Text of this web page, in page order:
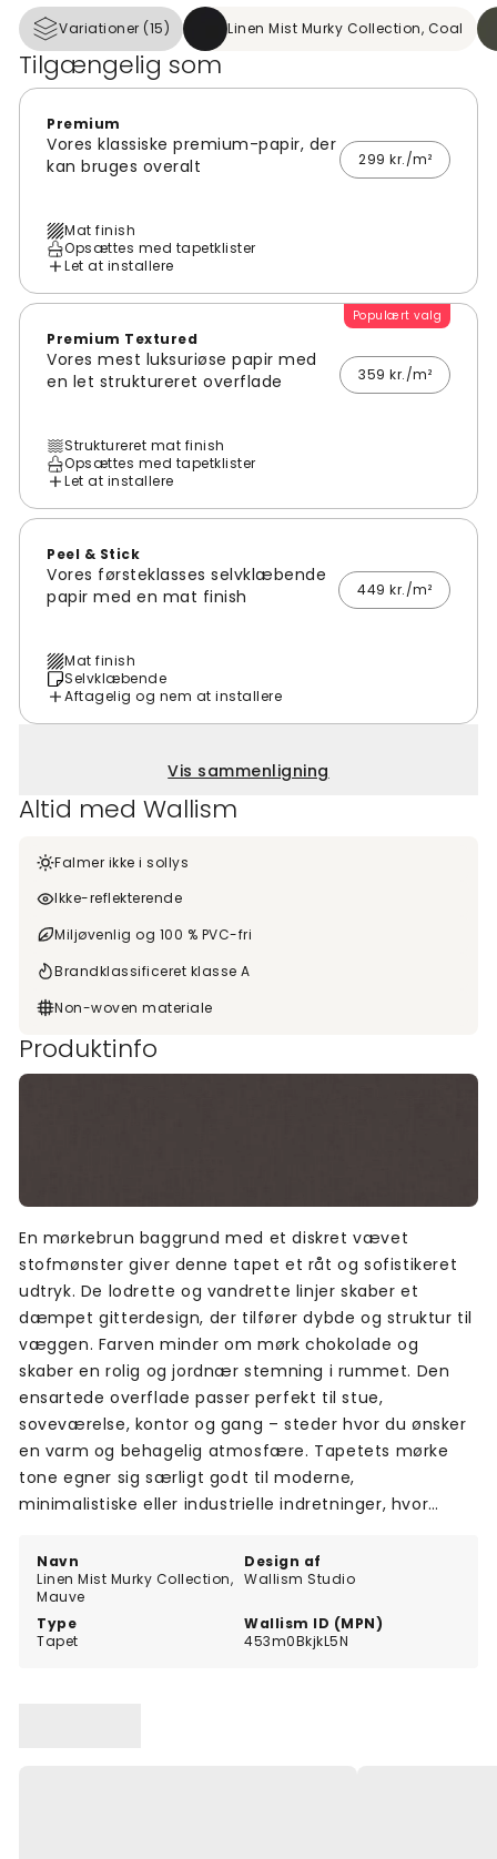
Variationer (15) Linen Mist Murky Collection, Coal
Tilgængelig som
Premium
Vores klassiske premium-papir, der
kan bruges overalt
299 kr./m²
Mat finish
Opsættes med tapetklister
Let at installere
Populært valg
Premium Textured
Vores mest luksuriøse papir med
en let struktureret overflade
359 kr./m²
Struktureret mat finish
Opsættes med tapetklister
Let at installere
Peel & Stick
Vores førsteklasses selvklæbende
papir med en mat finish
449 kr./m²
Mat finish
Selvklæbende
Aftagelig og nem at installere
Vis sammenligning
Altid med Wallism
Falmer ikke i sollys
Ikke-reflekterende
Miljøvenlig og 100 % PVC-fri
Brandklassificeret klasse A
Non-woven materiale
Produktinfo
Navn
Linen Mist Murky Collection,
Mauve
Design af
Wallism Studio
Type
Tapet
Wallism ID (MPN)
453m0BkjkL5N
En mørkebrun baggrund med et diskret vævet
stofmønster giver denne tapet et råt og sofistikeret
udtryk. De lodrette og vandrette linjer skaber et
dæmpet gitterdesign, der tilfører dybde og struktur til
væggen. Farven minder om mørk chokolade og
skaber en rolig og jordnær stemning i rummet. Den
ensartede overflade passer perfekt til stue,
soveværelse, kontor og gang – steder hvor du ønsker
en varm og behagelig atmosfære. Tapetets mørke
tone egner sig særligt godt til moderne,
minimalistiske eller industrielle indretninger, hvor